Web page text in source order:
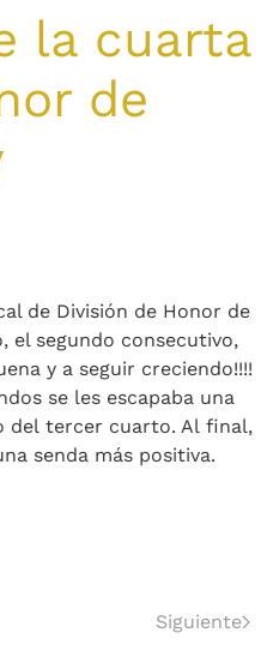
la cuarta
de
de División de Honor de
el segundo consecutivo,
y a seguir creciendo!!!!
se les escapaba una
del tercer cuarto. Al final,
senda más positiva.
Siguiente